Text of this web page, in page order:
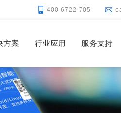
400-6722-705
方案 行业应用 服务支持